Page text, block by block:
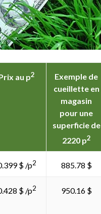
au p2
Exemple de
cueillette en
magasin
pour une
superficie de
2220 p2
$ /p2 885.78 $
$ /p2 950.16 $